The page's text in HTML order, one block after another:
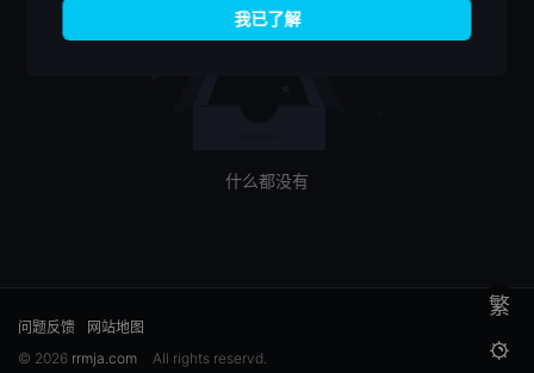
什么都没有
繁

问题反馈
网站地图
© 2026 rrmja.com All rights reservd.